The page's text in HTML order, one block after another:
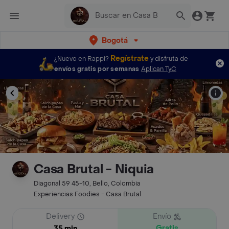
Bogotá
¿Nuevo en Rappi? Regístratey disfruta de
envíos gratis por semanas Aplican TyC
Casa Brutal - Niquia
Diagonal 59 45-10, Bello, Colombia
Experiencias Foodies - Casa Brutal
Delivery
Envío